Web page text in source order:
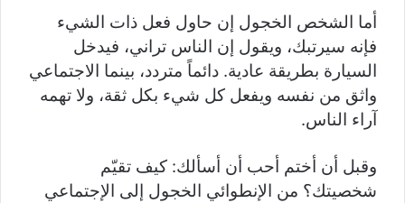
أما الشخص الخجول إن حاول فعل ذات الشيء
فإنه سيرتبك، ويقول إن الناس تراني، فيدخل
السيارة بطريقة عادية. دائماً متردد، بينما الاجتماعي
واثق من نفسه ويفعل كل شيء بكل ثقة، ولا تهمه
آراء الناس.
وقبل أن أختم أحب أن أسألك: كيف تقيّم
شخصيتك؟ من الإنطوائي الخجول إلى الإجتماعي